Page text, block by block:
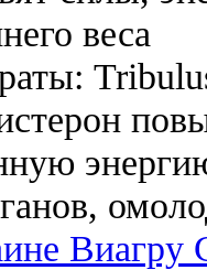
веса
Виагру